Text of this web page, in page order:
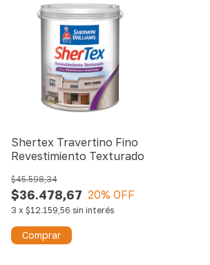
Shertex Travertino Fino
Revestimiento Texturado
$36.478,67
$45.598,34
20% OFF
3 x $12.159,56 sin interés
Comprar